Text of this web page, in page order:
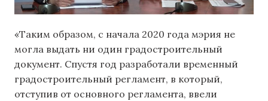
«Таким образом, с начала 2020 года мэрия не
могла выдать ни один градостроительный
документ. Спустя год разработали временный
градостроительный регламент, в который,
отступив от основного регламента, ввели